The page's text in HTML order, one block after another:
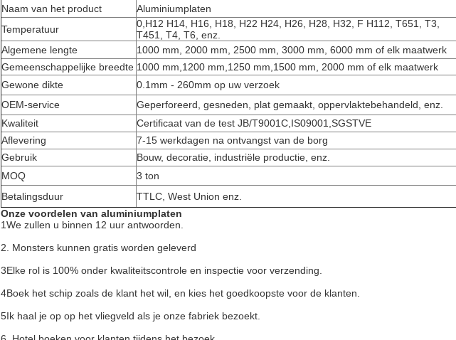
Naam van het product
Aluminiumplaten
Temperatuur
0,H12 H14, H16, H18, H22 H24, H26, H28, H32, F H112, T651, T3,
T451, T4, T6, enz.
Algemene lengte
1000 mm, 2000 mm, 2500 mm, 3000 mm, 6000 mm of elk maatwerk
Gemeenschappelijke breedte 1000 mm,1200 mm,1250 mm,1500 mm, 2000 mm of elk maatwerk
Gewone dikte
0.1mm - 260mm op uw verzoek
OEM-service
Geperforeerd, gesneden, plat gemaakt, oppervlaktebehandeld, enz.
Kwaliteit
Certificaat van de test JB/T9001C,IS09001,SGSTVE
Aflevering
7-15 werkdagen na ontvangst van de borg
Gebruik
Bouw, decoratie, industriële productie, enz.
MOQ
3 ton
Betalingsduur
TTLC, West Union enz.
Onze voordelen van aluminiumplaten
1We zullen u binnen 12 uur antwoorden.
2. Monsters kunnen gratis worden geleverd
3Elke rol is 100% onder kwaliteitscontrole en inspectie voor verzending.
4Boek het schip zoals de klant het wil, en kies het goedkoopste voor de klanten.
5Ik haal je op op het vliegveld als je onze fabriek bezoekt.